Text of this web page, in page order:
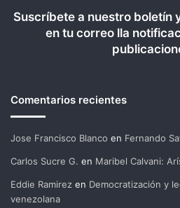
Suscríbete a nuestro boletín
en tu correo lla
Comentarios recientes
Jose Francisco Blanco en Fernando
Carlos Sucre G. en Maribel Calvani:
Eddie Ramirez en Democratización y
venezolana